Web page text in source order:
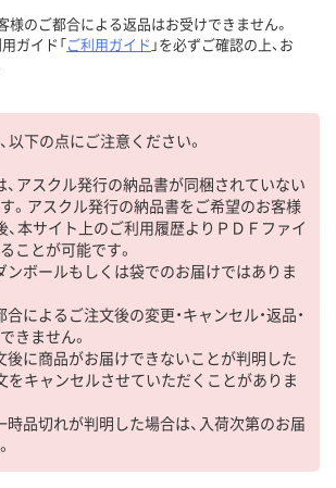
様のご都合による返品はお受けできません。
ガイド「ご利用ガイド 」を必ずご確認の上、お
以下の点にご注意ください。
、アスクル発行の納品書が同梱されていない
。アスクル発行の納品書をご希望のお客様
、本サイト上のご利用履歴よりＰＤＦファイ
ことが可能です。
ンボールもしくは袋でのお届けではありま
合によるご注文後の変更・キャンセル・返品・
きません。
後に商品がお届けできないことが判明した
をキャンセルさせていただくことがありま
時品切れが判明した場合は、入荷次第のお届